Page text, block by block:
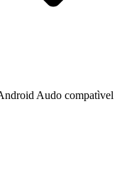
Audo compatìvel